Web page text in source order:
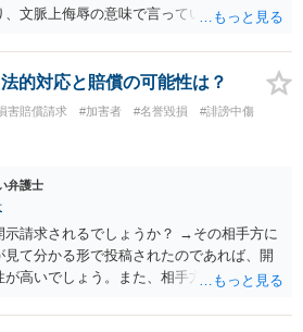
文脈上侮辱の意味で言っている点も加味
的対応と賠償の可能性は？
害賠償請求 #加害者 #名誉毀損
#誹謗中傷
弁護士
示請求されるでしょうか？ →その相手方に
て分かる形で投稿されたのであれば、開
高いでしょう。また、相手方の投稿した
請求が進むと、投稿に使った回線の契約